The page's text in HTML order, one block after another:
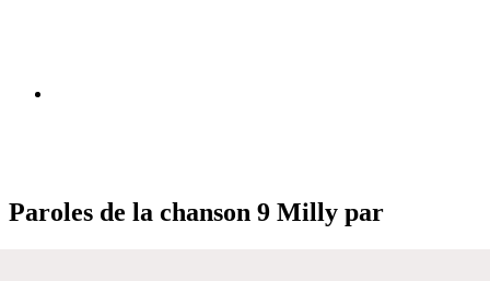
Paroles de la chanson 9 Milly par